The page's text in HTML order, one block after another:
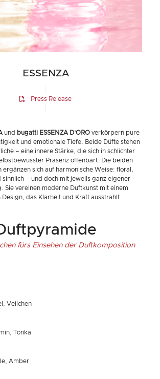
ESSENZA
Press Release
und bugatti ESSENZA D’ORO verkörpern pure
und emotionale Tiefe. Beide Düfte stehen
– eine innere Stärke, die sich in schlichter
Präsenz offenbart. Die beiden
ergänzen sich auf harmonische Weise: floral,
sinnlich – und doch mit jeweils ganz eigener
Sie vereinen moderne Duftkunst mit einem
Design, das Klarheit und Kraft ausstrahlt.
fürs Einsehen der Duftkomposition
Veilchen
Tonka
Amber